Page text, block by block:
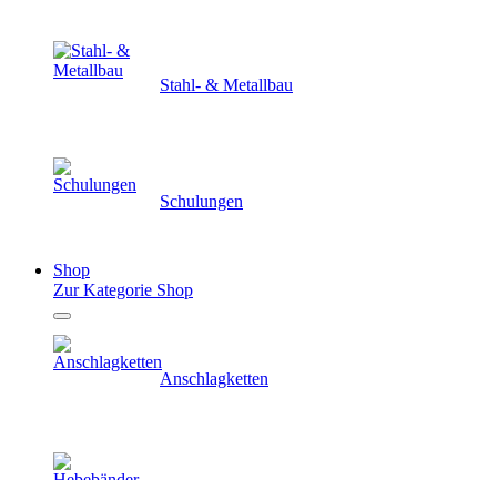
Stahl- & Metallbau
Schulungen
Shop
Zur Kategorie Shop
Anschlagketten